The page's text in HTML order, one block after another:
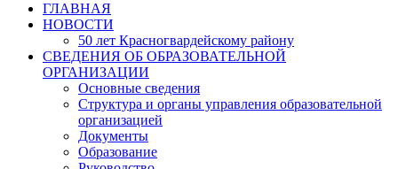
ГЛАВНАЯ
НОВОСТИ
50 лет Красногвардейскому району
СВЕДЕНИЯ ОБ ОБРАЗОВАТЕЛЬНОЙ
ОРГАНИЗАЦИИ
Основные сведения
Структура и органы управления образовательной
организацией
Документы
Образование